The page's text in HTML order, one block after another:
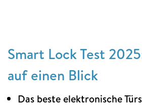
Smart Lock Test
auf einen Blick
Das beste elektronische